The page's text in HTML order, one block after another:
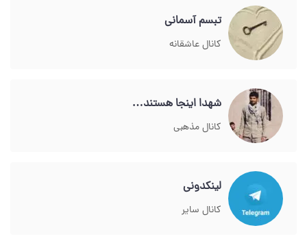
تبسم آسمانی
کانال عاشقانه
شهدا اینجا هستند…
کانال مذهبی
لینکدونی
کانال سایر